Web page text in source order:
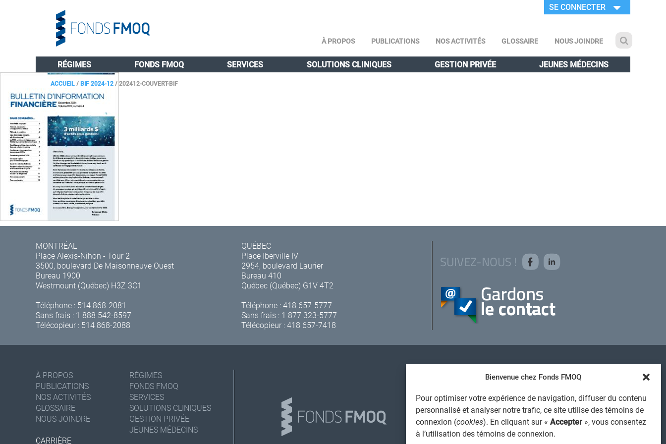
Bienvenue chez Fonds FMOQ
Pour optimiser votre expérience de navigation, diffuser du contenu
personnalisé et analyser notre trafic, ce site utilise des témoins de
connexion (cookies). En cliquant sur « Accepter », vous consentez
à l’utilisation des témoins de connexion.
SE CONNECTER
À PROPOS PUBLICATIONS NOS ACTIVITÉS GLOSSAIRE NOUS JOINDRE
RÉGIMES FONDS FMOQ SERVICES SOLUTIONS CLINIQUES GESTION PRIVÉE JEUNES MÉDECINS
ACCUEIL/BIF 2024-12/202412-COUVERT-BIF
MONTRÉAL
Place Alexis-Nihon - Tour 2
3500, boulevard De Maisonneuve Ouest
Bureau 1900
Westmount (Québec) H3Z 3C1
Téléphone : 514 868-2081
Sans frais : 1 888 542-8597
Télécopieur : 514 868-2088
QUÉBEC
Place Iberville IV
2954, boulevard Laurier
Bureau 410
Québec (Québec) G1V 4T2
Téléphone :418 657-5777
Sans frais : 1 877 323-5777
Télécopieur : 418 657-7418
SUIVEZ-NOUS !
À PROPOS
PUBLICATIONS
NOS ACTIVITÉS
GLOSSAIRE
NOUS JOINDRE
RÉGIMES
FONDS FMOQ
SERVICES
SOLUTIONS CLINIQUES
GESTION PRIVÉE
JEUNES MÉDECINS
CARRIÈRE
AVIS JURIDIQUE GÉNÉRAL
PROTECTION DES RENSEIGNEMENTS PERSONNELS
POLITIQUE DE TRAITEMENT DES PLAINTES
REGISTRE DES CONFLITS D'INTÉRÊTS